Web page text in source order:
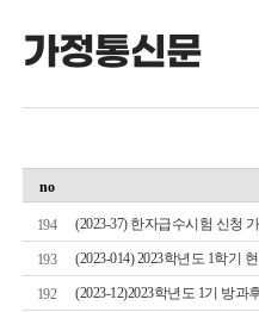
가정통신문
no
194 (2023-37) 한자급수시험 신청
193 (2023-014) 2023학년도 1학기
192 (2023-12)2023학년도 1기 방과